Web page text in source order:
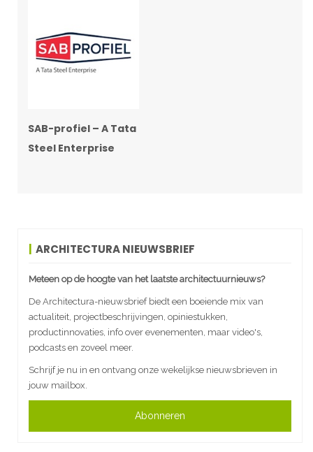
SAB-profiel – A Tata
Steel Enterprise
ARCHITECTURA NIEUWSBRIEF
Meteen op de hoogte van het laatste architectuurnieuws?
De Architectura-nieuwsbrief biedt een boeiende mix van
actualiteit, projectbeschrijvingen, opiniestukken,
productinnovaties, info over evenementen, maar video's,
podcasts en zoveel meer.
Schrijf je nu in en ontvang onze wekelijkse nieuwsbrieven in
jouw mailbox.
Abonneren